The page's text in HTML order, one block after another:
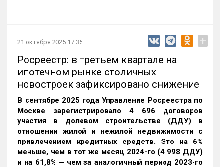
21 октября 2025 17:35 +
Росреестр: в третьем квартале на
ипотечном рынке столичных
новостроек зафиксировано снижение
В сентябре 2025 года Управление Росреестра по
Москве зарегистрировало 4 696 договоров
участия в долевом строительстве (ДДУ) в
отношении жилой и нежилой недвижимости с
привлечением кредитных средств. Это на 6%
меньше, чем в тот же месяц 2024-го (4 998 ДДУ)
и на 61,8% — чем за аналогичный период 2023-го